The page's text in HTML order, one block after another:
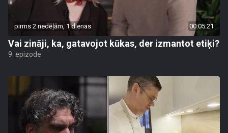
pirms 2 nedēļām, 1 dienas 00:05:21
Vai zināji, ka, gatavojot kūkas, der izmantot etiķi?
9. epizode